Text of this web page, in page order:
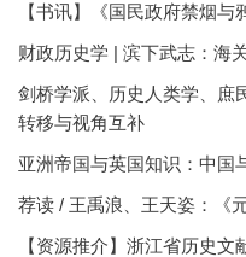
【书讯】《国民政府禁烟与
财政历史学 | 滨下武志：海
剑桥学派、历史人类学、庶
转移与视角互补
亚洲帝国与英国知识：中国
荐读 / 王禹浪、王天姿：《
【资源推介】浙江省历史文